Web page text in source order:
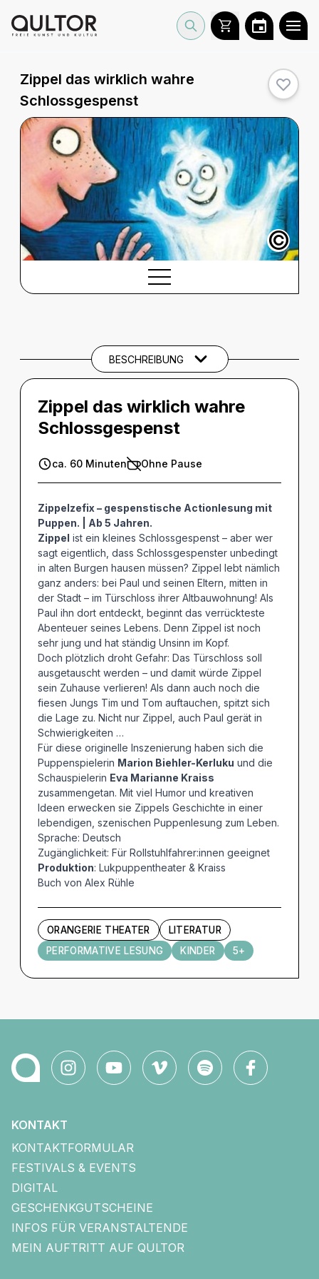
Zippel das wirklich wahre
Schlossgespenst
©
BESCHREIBUNG
Zippel das wirklich wahre
Schlossgespenst
ca. 60 Minuten Ohne Pause
Zippelzefix – gespenstische Actionlesung mit
Puppen. | Ab 5 Jahren.
Zippel ist ein kleines Schlossgespenst – aber wer
sagt eigentlich, dass Schlossgespenster unbedingt
in alten Burgen hausen müssen? Zippel lebt nämlich
ganz anders: bei Paul und seinen Eltern, mitten in
der Stadt – im Türschloss ihrer Altbauwohnung! Als
Paul ihn dort entdeckt, beginnt das verrückteste
Abenteuer seines Lebens. Denn Zippel ist noch
sehr jung und hat ständig Unsinn im Kopf.
Doch plötzlich droht Gefahr: Das Türschloss soll
ausgetauscht werden – und damit würde Zippel
sein Zuhause verlieren! Als dann auch noch die
fiesen Jungs Tim und Tom auftauchen, spitzt sich
die Lage zu. Nicht nur Zippel, auch Paul gerät in
Schwierigkeiten …
Für diese originelle Inszenierung haben sich die
Puppenspielerin Marion Biehler-Kerluku und die
Schauspielerin Eva Marianne Kraiss
zusammengetan. Mit viel Humor und kreativen
Ideen erwecken sie Zippels Geschichte in einer
lebendigen, szenischen Puppenlesung zum Leben.
Sprache: Deutsch
Zugänglichkeit: Für Rollstuhlfahrer:innen geeignet
Produktion: Lukpuppentheater & Kraiss
Buch von Alex Rühle
ORANGERIE THEATER
LITERATUR
PERFORMATIVE LESUNG
KINDER 5+
KONTAKT
KONTAKTFORMULAR
FESTIVALS & EVENTS
DIGITAL
GESCHENKGUTSCHEINE
INFOS FÜR VERANSTALTENDE
MEIN AUFTRITT AUF QULTOR